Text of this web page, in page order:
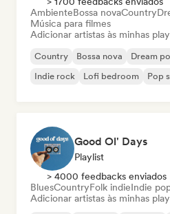
AmbienteBossa novaCountry
Música para filmes
Adicionar artistas às minhas
Country Bossa nova Dream
Indie rock
Lofi bedroom Pop
Good Ol' Days
Playlist
> 4000 feedbacks enviados
BluesCountryFolk indieIndie
Adicionar artistas às minhas